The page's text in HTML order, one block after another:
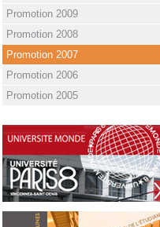
Promotion 2009
Promotion 2008
Promotion 2007
Promotion 2006
Promotion 2005